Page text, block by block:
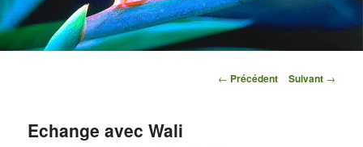
Navigation des articles
← Précédent Suivant →
Echange avec Wali